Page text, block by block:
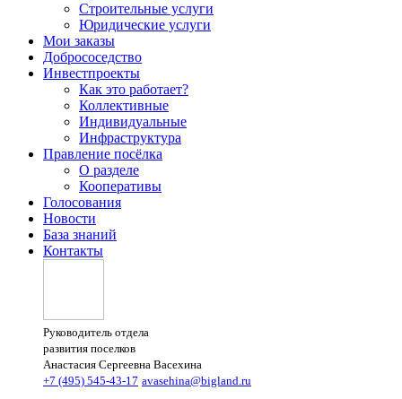
Строительные услуги
Юридические услуги
Мои заказы
Добрососедство
Инвестпроекты
Как это работает?
Коллективные
Индивидуальные
Инфраструктура
Правление посёлка
О разделе
Кооперативы
Голосования
Новости
База знаний
Контакты
Руководитель отдела
развития поселков
Анастасия Сергеевна Васехина
+7 (495) 545-43-17 avasehina@bigland.ru